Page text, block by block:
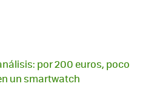
por 200 euros, poco
un smartwatch